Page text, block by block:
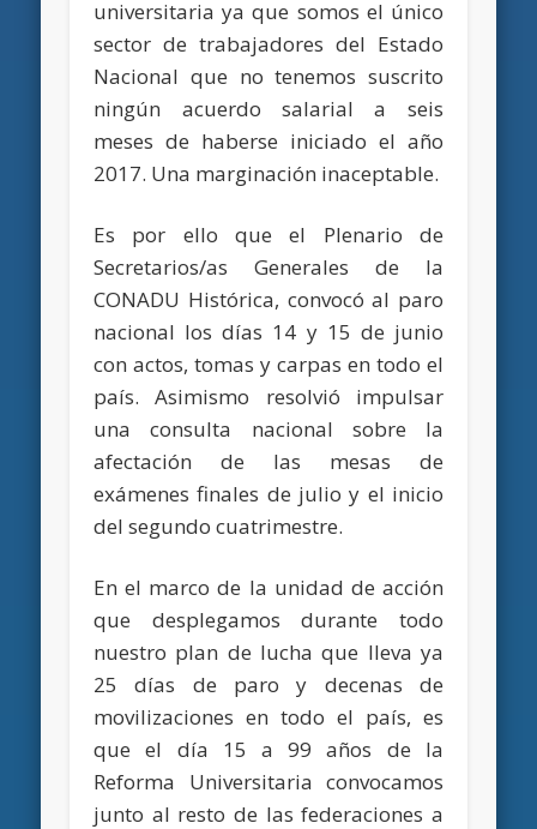
universitaria ya que somos el único
sector de trabajadores del Estado
Nacional que no tenemos suscrito
ningún acuerdo salarial a seis
meses de haberse iniciado el año
2017. Una marginación inaceptable.
Es por ello que el Plenario de
Secretarios/as Generales de la
CONADU Histórica, convocó al paro
nacional los días 14 y 15 de junio
con actos, tomas y carpas en todo el
país. Asimismo resolvió impulsar
una consulta nacional sobre la
afectación de las mesas de
exámenes finales de julio y el inicio
del segundo cuatrimestre.
En el marco de la unidad de acción
que desplegamos durante todo
nuestro plan de lucha que lleva ya
25 días de paro y decenas de
movilizaciones en todo el país, es
que el día 15 a 99 años de la
Reforma Universitaria convocamos
junto al resto de las federaciones a